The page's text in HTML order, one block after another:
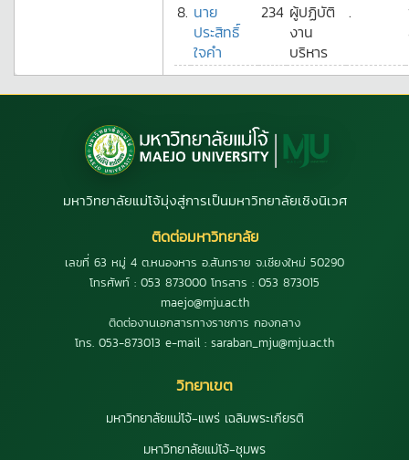
8. นาย
ประสิทธิ์
ใจคำ
234 ผู้ปฏิบัติ
งาน
บริหาร
.
มหาวิทยาลัยแม่โจ้มุ่งสู่การเป็นมหาวิทยาลัยเชิงนิเวศ
ติดต่อมหาวิทยาลัย
เลขที่ 63 หมู่ 4 ต.หนองหาร อ.สันทราย จ.เชียงใหม่ 50290
โทรศัพท์ : 053 873000 โทรสาร : 053 873015
maejo@mju.ac.th
ติดต่องานเอกสารทางราชการ กองกลาง
โทร. 053-873013 e-mail : saraban_mju@mju.ac.th
วิทยาเขต
มหาวิทยาลัยแม่โจ้-แพร่ เฉลิมพระเกียรติ
มหาวิทยาลัยแม่โจ้-ชุมพร